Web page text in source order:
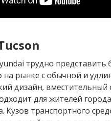
трудно
на рынке с обычной и
дизайн,
для жителей
Кузов транспортного